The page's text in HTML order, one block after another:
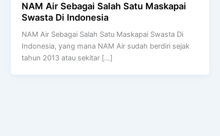
NAM Air Sebagai Salah Satu Maskapai
Swasta Di Indonesia
NAM Air Sebagai Salah Satu Maskapai Swasta Di
Indonesia, yang mana NAM Air sudah berdiri sejak
tahun 2013 atau sekitar […]